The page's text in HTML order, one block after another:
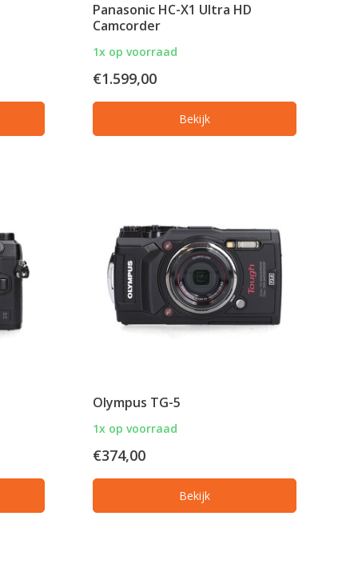
Panasonic HC-X1 Ultra HD
Camcorder
1x op voorraad
€1.599,00
Bekijk
Olympus TG-5
1x op voorraad
€374,00
Bekijk